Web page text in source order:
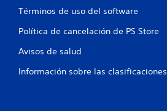
Términos de uso del software
Política de cancelación de PS Store
Avisos de salud
Información sobre las clasificaciones